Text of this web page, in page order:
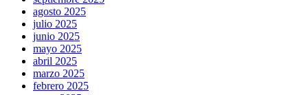
agosto 2025
julio 2025
junio 2025
mayo 2025
abril 2025
marzo 2025
febrero 2025